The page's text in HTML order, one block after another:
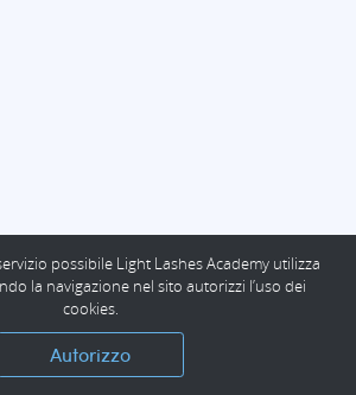
possibile Light Lashes Academy utilizza
la navigazione nel sito autorizzi l’uso dei
cookies.
Autorizzo